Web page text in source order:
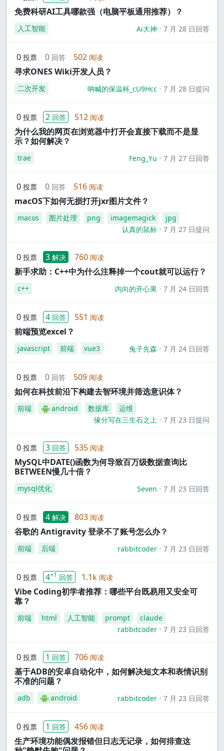
免费科研AI工具哪款强（电脑平板通用推荐）？
人工智能 Ai大神 7 月 28 日回答
0 投票 0 回答 502 阅读
寻求ONES Wiki开发人员？
二次开发 呐喊的保温杯_cU9Hcc 7 月 28 日提问
0 投票 2 回答 512 阅读
为什么我的网页在浏览器中打开会直接下载而不是显
示？如何解决？
trae Feng_Yu 7 月 27 日回答
0 投票 0 回答 516 阅读
macOS下如何无损打开jxr图片文件？
macos 图片处理 png imagemagick
jpg
认真的鼠标
7 月 27 日提问
0 投票 3 解决 760 阅读
新手求助：C++中为什么注释掉一个cout就可以运行？
c++ 内向的开心果 7 月 24 日回答
0 投票 4 回答 551 阅读
前端预览excel？
javascript 前端 vue3 兔子先森 7 月 24 日回答
0 投票 0 回答 509 阅读
如何在科技前沿下构建去智环境并筛选意识体？
前端 android 数据库
运维
缘分写在三生石之上
7 月 23 日提问
0 投票 3 回答 535 阅读
MySQL中DATE()函数为何导致百万级数据查询比
BETWEEN慢几十倍？
mysql优化 Seven 7 月 23 日回答
0 投票 4 解决 803 阅读
谷歌的 Antigravity 登录不了账号怎么办？
前端 后端 rabbitcoder 7 月 23 日回答
0 投票 4+1 回答 1.1k 阅读
Vibe Coding初学者推荐：哪些平台既易用又安全可
靠？
前端 html 人工智能 prompt
claude
rabbitcoder
7 月 23 日回答
0 投票 1 回答 706 阅读
基于ADB的安卓自动化中，如何解决短文本和表情识别
不准的问题？
adb android rabbitcoder 7 月 23 日回答
0 投票 1 回答 456 阅读
生产环境功能偶发报错但日志无记录，如何排查这